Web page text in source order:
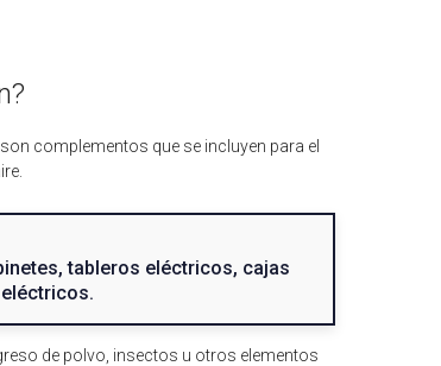
complementos que se incluyen para el
tableros eléctricos, cajas
de polvo, insectos u otros elementos